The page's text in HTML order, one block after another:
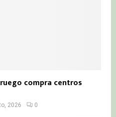
compra centros
2026 0